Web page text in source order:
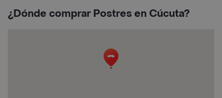
¿Dónde comprar Postres en Cúcuta?